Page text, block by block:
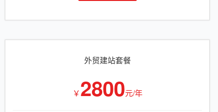
外贸建站套餐
￥2800元/年